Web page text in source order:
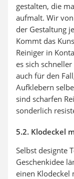
gestalten, die
aufmalt. Wir
der Gestaltung
Kommt das
Reiniger in
es sich
auch für den
Aufklebern
sind scharfen
sonderlich
5.2. Klodeckel
Selbst designte
Geschenkidee
einen Klodeckel